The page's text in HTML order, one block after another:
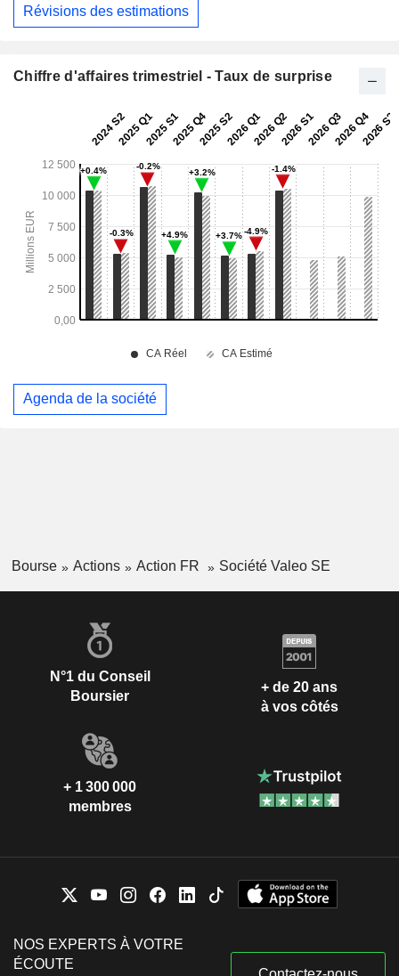
Révisions des estimations
Chiffre d'affaires trimestriel - Taux de surprise
Agenda de la société
Bourse Actions Action FR Société Valeo SE
N°1 du Conseil
Boursier
+ de 20 ans
à vos côtés
+ 1 300 000
membres
NOS EXPERTS À VOTRE
ÉCOUTE